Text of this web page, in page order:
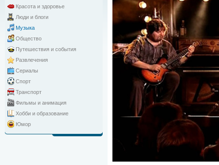
Красота и здоровье
Люди и блоги
Музыка
Общество
Путешествия и события
Развлечения
Сериалы
Спорт
Транспорт
Фильмы и анимация
Хобби и образование
Юмор